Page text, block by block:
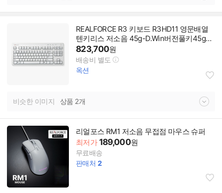
REALFORCE R3 키보드 R3HD11 영문배열
텐키리스 저소음 45g-D.Win버전풀키45g흰
색87키/정전 용량
823,700원
배송비 별도
옥션
비슷한 이미지 상품 2개
리얼포스 RM1 저소음 무접점 마우스 슈퍼
최저가189,000원
무료배송
판매처 2